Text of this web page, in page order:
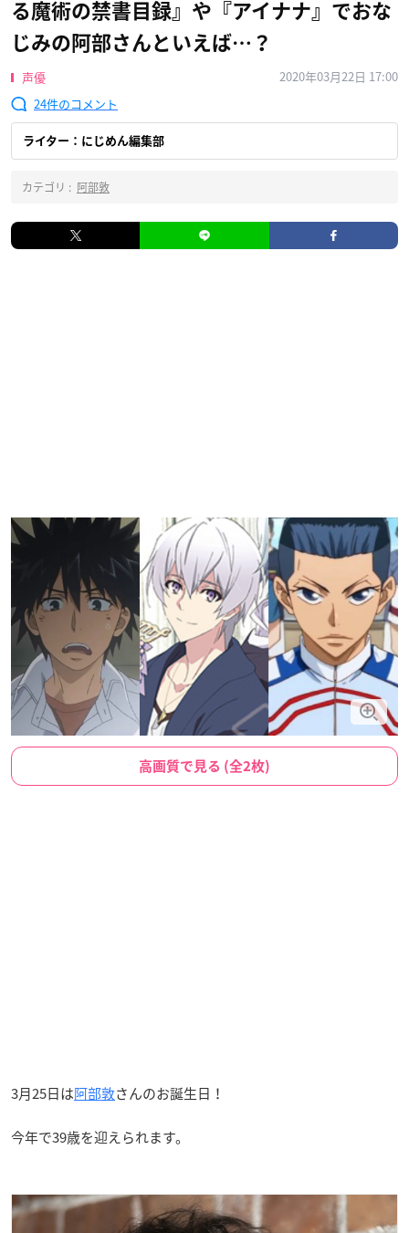
る魔術の禁書目録』や『アイナナ』でおな
じみの阿部さんといえば…？
声優
2020年03月22日 17:00
24
ライター：にじめん編集部
カテゴリ : 阿部敦
高画質で見る (全2枚)
3月25日は阿部敦さんのお誕生日！
今年で39歳を迎えられます。